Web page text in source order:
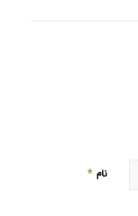
نام *